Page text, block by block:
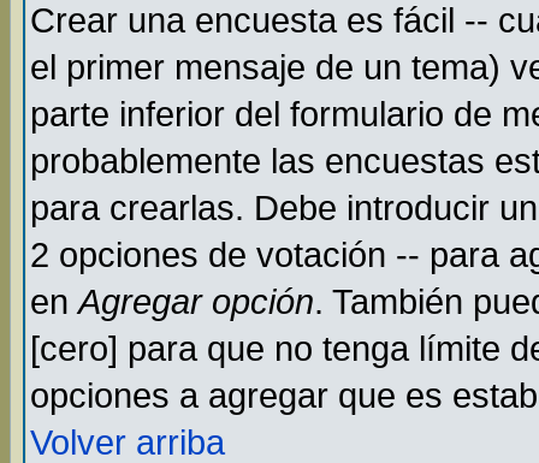
Crear una encuesta es fácil --
el primer mensaje de un tema)
parte inferior del formulario de
probablemente las encuestas
para crearlas. Debe introducir
2 opciones de votación -- para
enAgregar opción. También
[cero] para que no tenga límite
opciones a agregar que es
Volver arriba